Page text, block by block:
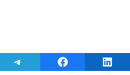
Share on TelegramShare on Facebook